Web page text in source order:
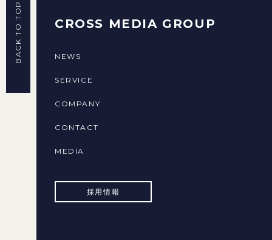
BACK TO TOP CROSS MEDIA GROUP
NEWS
SERVICE
COMPANY
CONTACT
MEDIA
採用情報